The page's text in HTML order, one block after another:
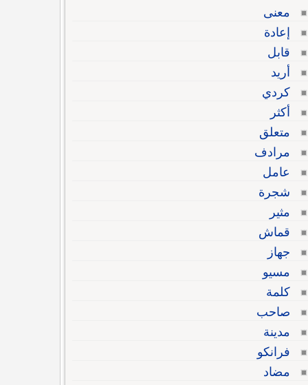
معنى
إعادة
قابل
أريد
كردي
أكثر
متعلق
مرادف
عامل
شجرة
مثير
قماش
جهاز
مسيو
كلمة
صاحب
مدينة
فرانكو
مضاد